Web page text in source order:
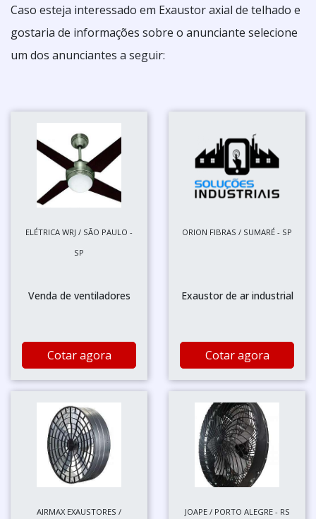
Caso esteja interessado em Exaustor axial de telhado e
gostaria de informações sobre o anunciante selecione
um dos anunciantes a seguir:
ELÉTRICA WRJ / SÃO PAULO -
SP
Venda de ventiladores
Cotar agora
ORION FIBRAS / SUMARÉ - SP
Exaustor de ar industrial
Cotar agora
AIRMAX EXAUSTORES /
JOAPE / PORTO ALEGRE - RS